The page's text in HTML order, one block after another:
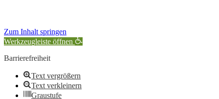
Zum Inhalt springen
Werkzeugleiste öffnen
Barrierefreiheit
Text vergrößern
Text verkleinern
Graustufe